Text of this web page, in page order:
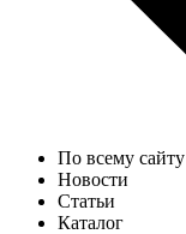
По всему сайту
Новости
Статьи
Каталог